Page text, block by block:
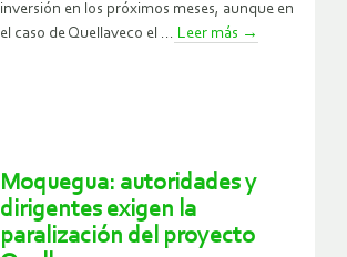
inversión en los próximos meses, aunque en
el caso de Quellaveco el ... Leer más →
Moquegua: autoridades y
dirigentes exigen la
paralización del proyecto